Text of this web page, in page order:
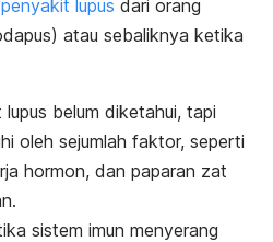
penyakit lupus dari orang
atau sebaliknya ketika
belum diketahui, tapi
oleh sejumlah faktor, seperti
hormon, dan paparan zat
sistem imun menyerang